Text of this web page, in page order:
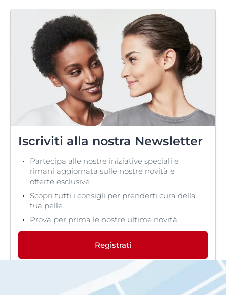
Iscriviti alla nostra Newsletter
Partecipa alle nostre iniziative speciali e
rimani aggiornata sulle nostre novità e
offerte esclusive
Scopri tutti i consigli per prenderti cura della
tua pelle
Prova per prima le nostre ultime novità
Registrati